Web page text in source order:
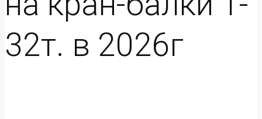
32т. в 2026г